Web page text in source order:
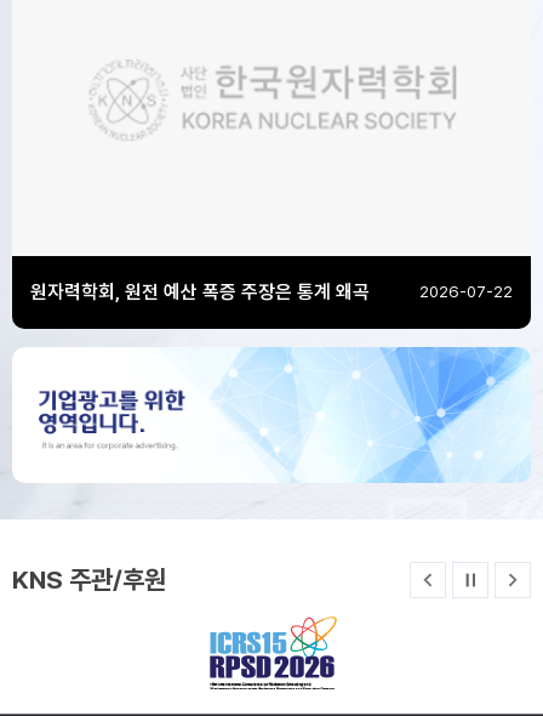
[한국원자력산업협회] 제226회 원자력계 조찬강...
세계 유일의 에너지 특화대학, 한국에너지공과대학교(KENTECH)에서 전임교원을 초빙하고자 하오니, 많은 지원 바랍니다.□ 지원서 접수 기간 : 2026. 8. 3.(월) 9:00 ~ 2026. 9. 18.(금) 12:00□&...
2026-08-03
2026-07-29
원자력학회, 원전 예산 폭증 주장은 통계 왜곡 2026-07-22
KNS 주관/후원 이전
정지/
다